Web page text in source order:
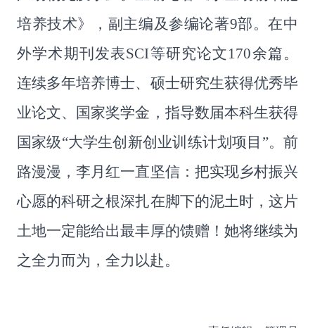
培养技术》，副主编及参编论著9部。在中
外学术期刊发表SCI等研究论文170余篇。
连续多年培养博士、硕士研究生获得优秀毕
业论文、国家奖学金，指导数届本科生获得
国家级“大学生创新创业训练计划项目 ”。前
路漫漫，李月红一直坚信：把实现乡村振兴
心愿的科研之根深扎在脚下的泥土时，这片
土地一定能给出最丰厚的馈赠！她将继续为
之全力而为，全力以赴。